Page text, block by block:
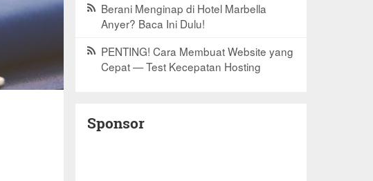
Berani Menginap di Hotel Marbella
Anyer? Baca Ini Dulu!
PENTING! Cara Membuat Website yang
Cepat — Test Kecepatan Hosting
Sponsor